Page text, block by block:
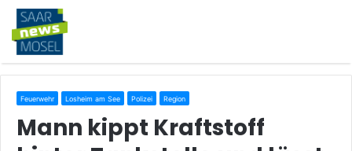
Feuerwehr Losheim am See Polizei Region
Mann kippt Kraftstoff